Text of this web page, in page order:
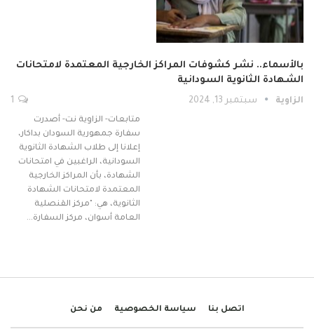
بالأسماء.. نشر كشوفات المراكز الخارجية المعتمدة لامتحانات
الشهادة الثانوية السودانية
الزاوية سبتمبر 13, 2024
متابعات- الزاوية نت- أصدرت
سفارة جمهورية السودان بداكار،
إعلانا إلى طلاب الشهادة الثانوية
السودانية، الراغبين في امتحانات
الشهادة، بأن المراكز الخارجية
المعتمدة لامتحانات الشهادة
الثانوية، هي: "مركز القنصلية
العامة أسوان، مركز السفارة…
اتصل بنا سياسة الخصوصية من نحن